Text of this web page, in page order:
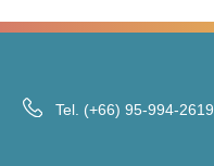
Tel. (+66) 95-994-2619